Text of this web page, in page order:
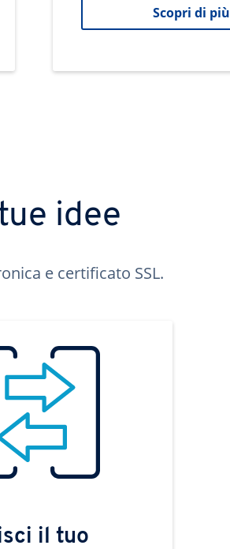
Scopri di più
idee
e certificato SSL.
il tuo